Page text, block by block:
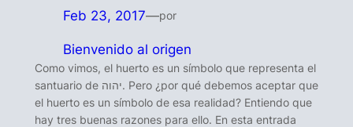
Feb 23, 2017—por
Bienvenido al origen
Como vimos, el huerto es un símbolo que representa el
santuario de יהוה. Pero ¿por qué debemos aceptar que
el huerto es un símbolo de esa realidad? Entiendo que
hay tres buenas razones para ello. En esta entrada